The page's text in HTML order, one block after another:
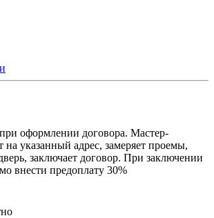
оформлении договора. Мастер-
на указанный адрес, замеряет проемы,
заключает договор. При заключении
внести предоплату 30%